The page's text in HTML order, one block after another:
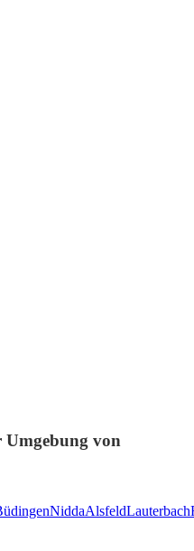
Umgebung von
NiddaAlsfeldLauterbach